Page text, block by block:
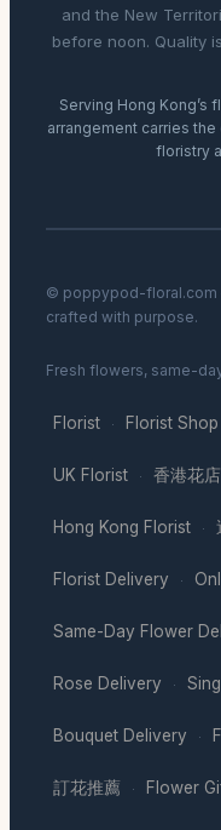
and the New
before noon. Quality
Serving Hong Kong’s
arrangement carries
floristry
© poppypod-floral.com
crafted with purpose.
Fresh flowers, same-
Florist · Florist Shop
UK Florist · 香港花店
Hong Kong Florist ·
Florist Delivery ·
Same-Day Flower
Rose Delivery ·
Bouquet Delivery ·
訂花推薦 · Flower